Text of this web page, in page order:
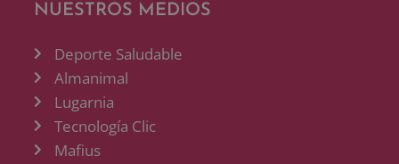
NUESTROS MEDIOS
Deporte Saludable
Almanimal
Lugarnia
Tecnología Clic
Mafius